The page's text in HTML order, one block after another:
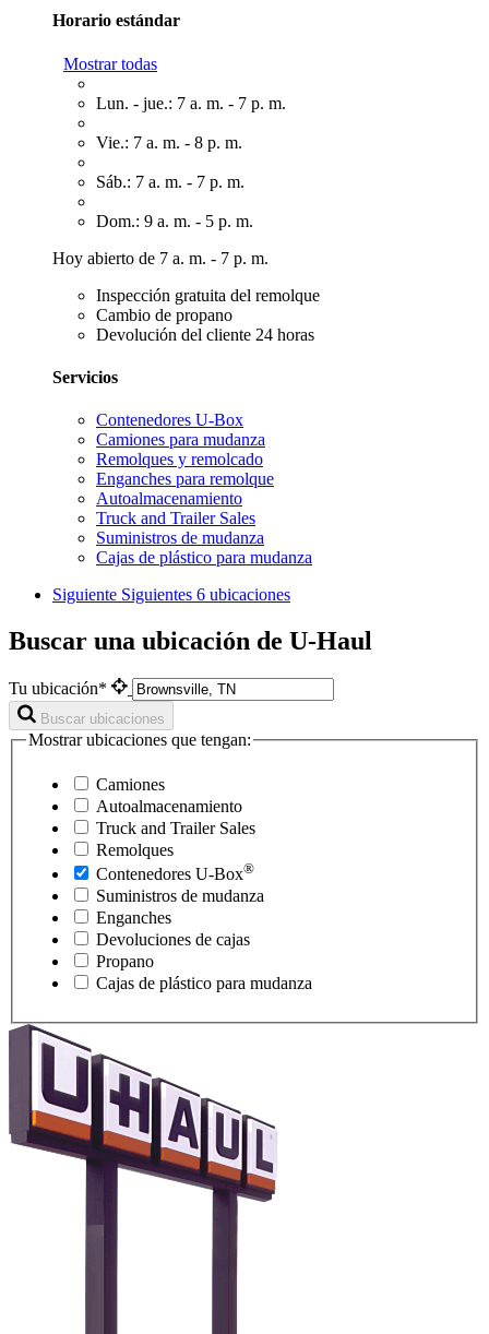
Horario estándar
Mostrar todas
Lun. - jue.: 7 a. m. - 7 p. m.
Vie.: 7 a. m. - 8 p. m.
Sáb.: 7 a. m. - 7 p. m.
Dom.: 9 a. m. - 5 p. m.
Hoy abierto de 7 a. m. - 7 p. m.
Inspección gratuita del remolque
Cambio de propano
Devolución del cliente 24 horas
Servicios
Contenedores U-Box
Camiones para mudanza
Remolques y remolcado
Enganches para remolque
Autoalmacenamiento
Truck and Trailer Sales
Suministros de mudanza
Cajas de plástico para mudanza
Siguiente Siguientes 6 ubicaciones
Buscar una ubicación de U-Haul
Tu ubicación*
Buscar ubicaciones
Mostrar ubicaciones que tengan:
Camiones
Autoalmacenamiento
Truck and Trailer Sales
Remolques
Contenedores U-Box®
Suministros de mudanza
Enganches
Devoluciones de cajas
Propano
Cajas de plástico para mudanza